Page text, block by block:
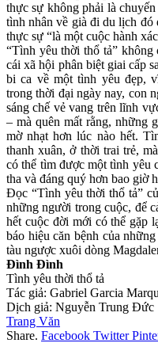
thực sự không phải là
tình nhân về già đi du lịch đó
thực sự “là một cuộc hành
“Tình yêu thời thổ tả” không
cái xã hội phân biệt giai cấp
bi ca về một tình yêu đẹp,
trong thời đại ngày nay, con
sáng chế vẻ vang trên lĩnh
– mà quên mất rằng, những
mờ nhạt hơn lúc nào hết.
thanh xuân, ở thời trai trẻ,
có thể tìm được một tình yêu
tha và đáng quý hơn bao giờ
Đọc “Tình yêu thời thổ tả”
những người trong cuộc, để
hết cuộc đời mới có thể gặp
báo hiệu căn bệnh của
tàu ngược xuôi dòng
Đình Đình
Tình yêu thời thổ tả
Tác giả: Gabriel Garcia
Dịch giả: Nguyễn Trung Đức
Trang Văn
Share. Facebook Twitter